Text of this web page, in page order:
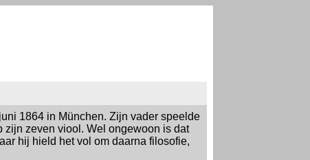
1864 in München. Zijn vader speelde
zijn zeven viool. Wel ongewoon is dat
hij hield het vol om daarna filosofie,